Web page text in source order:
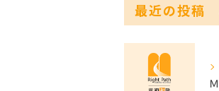
最近の投稿